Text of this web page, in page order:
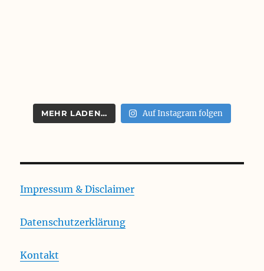
MEHR LADEN… Auf Instagram folgen
Impressum & Disclaimer
Datenschutzerklärung
Kontakt